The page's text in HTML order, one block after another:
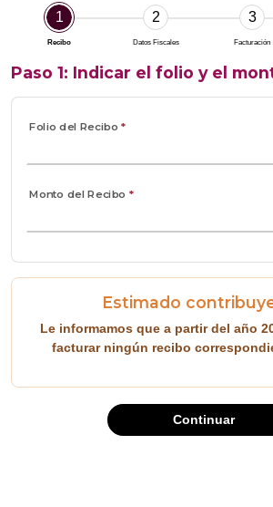
1
Recibo
2
Datos Fiscales
3
Facturación
Paso 1: Indicar el folio y el
Folio del Recibo*
Monto del Recibo *
Estimado
Le informamos que a partir del año
facturar ningún recibo
Continuar